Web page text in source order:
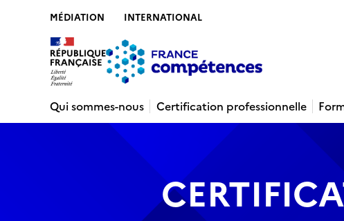
MÉDIATION INTERNATIONAL
Qui sommes-nous
Certification professionnelle